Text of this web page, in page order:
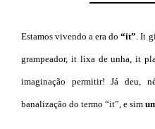
Estamos vivendo a era do“it” . It
grampeador, it lixa de unha, it
imaginação permitir! Já deu,
banalização do termo “it”, e sim